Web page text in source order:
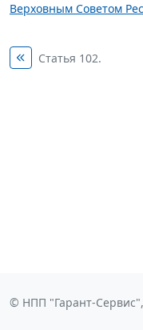
Верховным Советом
Статья 102.
© НПП "Гарант-